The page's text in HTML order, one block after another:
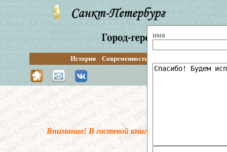
История Современность
Внимание! В гостевой книге введена
имя